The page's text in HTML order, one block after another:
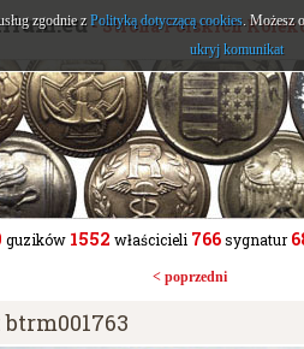
- Strona Polskich
guzików 1552 właścicieli 766sygnatur
< poprzedni
zgodnie z Polityką dotyczącą cookies. Możesz
ukryj komunikat